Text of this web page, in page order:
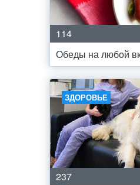
114
Обеды на любой
ЗДОРОВЬЕ
237